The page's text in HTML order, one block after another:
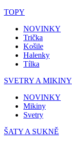
TOPY
NOVINKY
Trička
Košile
Halenky
Tílka
SVETRY A MIKINY
NOVINKY
Mikiny
Svetry
ŠATY A SUKNĚ